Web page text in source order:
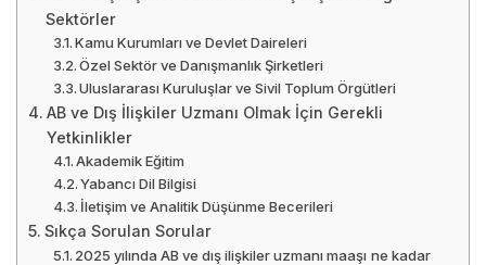
Sektörler
Kamu Kurumları ve Devlet Daireleri
Özel Sektör ve Danışmanlık Şirketleri
Uluslararası Kuruluşlar ve Sivil Toplum Örgütleri
AB ve Dış İlişkiler Uzmanı Olmak İçin Gerekli
Yetkinlikler
Akademik Eğitim
Yabancı Dil Bilgisi
İletişim ve Analitik Düşünme Becerileri
Sıkça Sorulan Sorular
2025 yılında AB ve dış ilişkiler uzmanı maaşı ne kadar